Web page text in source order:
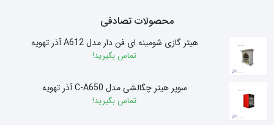
محصولات تصادفی
هیتر گازی شومینه ای فن دار مدل A612 آذر تهویه
تماس بگیرید!
سوپر هیتر چگالشی مدل C-A650 آذر تهویه
تماس بگیرید!